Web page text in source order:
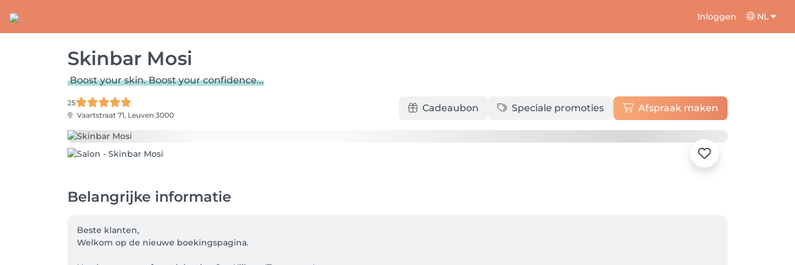
Inloggen NL
Skinbar Mosi
Boost your skin. Boost your confidence...
25
Vaartstraat 71, Leuven 3000
Cadeaubon Speciale promoties Afspraak maken
Belangrijke informatie
Beste klanten,
Welkom op de nieuwe boekingspagina.